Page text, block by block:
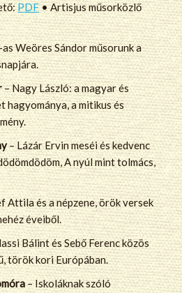
PDF• Artisjus műsorközlő
Weöres Sándor műsorunk a
– Nagy László: a magyar és
hagyománya, a mitikus és
– Lázár Ervin meséi és kedvenc
A nyúl mint tolmács,
Attila és a népzene, örök versek
éveiből.
Bálint és Sebő Ferenc közös
török kori Európában.
– Iskoláknak szóló